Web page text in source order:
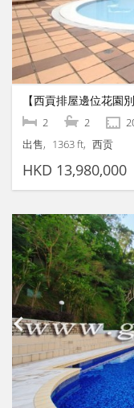
2 2
出售
1363 ft 西贡
HKD 13,980,000